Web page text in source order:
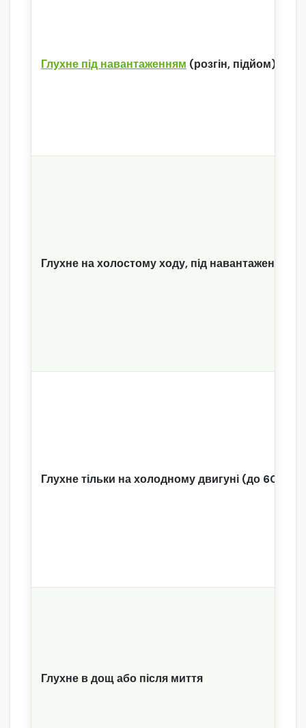
Глухне під навантаженням (розгін, підйом)
Глухне на холостому ходу, під навантаженням
Глухне тільки на холодному двигуні (до
Глухне в дощ або після миття